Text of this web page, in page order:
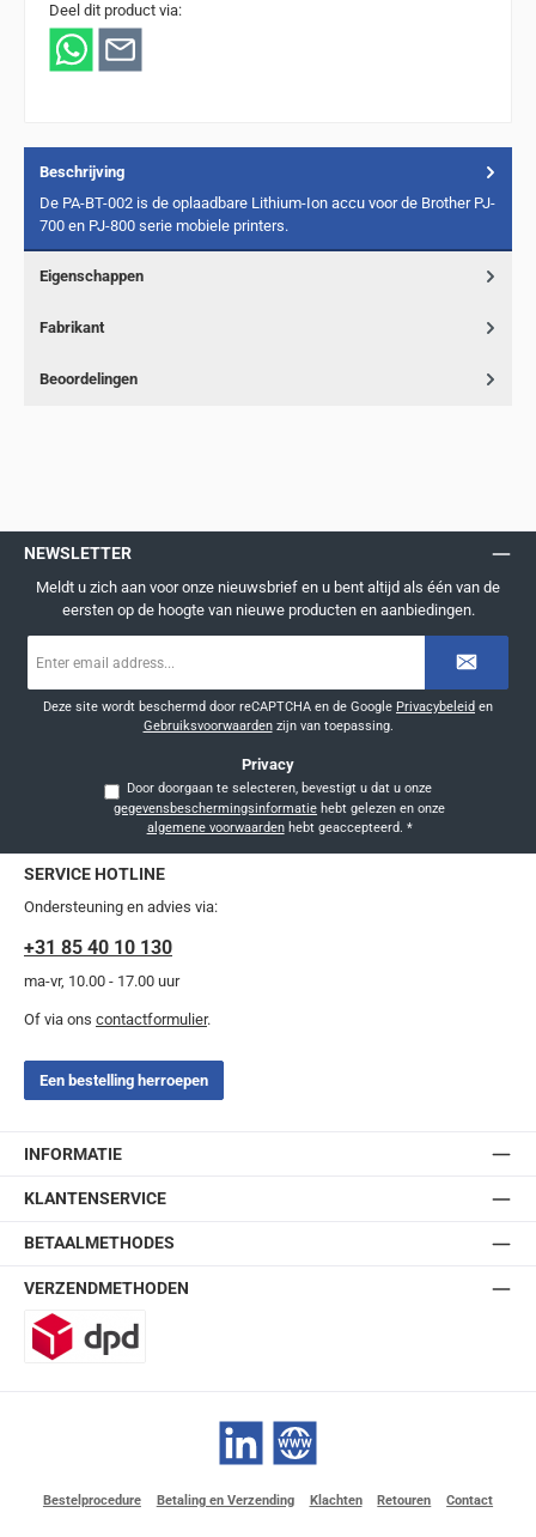
Deel dit product via:
Beschrijving
De PA-BT-002 is de oplaadbare Lithium-Ion accu voor de Brother PJ-
700 en PJ-800 serie mobiele printers.
Eigenschappen
Fabrikant
Beoordelingen
NEWSLETTER
Meldt u zich aan voor onze nieuwsbrief en u bent altijd als één van de
eersten op de hoogte van nieuwe producten en aanbiedingen.
mailadres
Deze site wordt beschermd door reCAPTCHA en de Google Privacybeleid en
Gebruiksvoorwaardenzijn van toepassing.
Privacy
Door doorgaan te selecteren, bevestigt u dat u onze
gegevensbeschermingsinformatie
algemene voorwaardenhebt geaccepteerd. *
SERVICE HOTLINE
Ondersteuning en advies via:
+31 85 40 10 130
ma-vr, 10.00 - 17.00 uur
Of via ons contactformulier.
Een bestelling herroepen
INFORMATIE
KLANTENSERVICE
BETAALMETHODES
VERZENDMETHODEN
LinkedIn Website
Bestelprocedure Betaling en Verzending Klachten Retouren Contact